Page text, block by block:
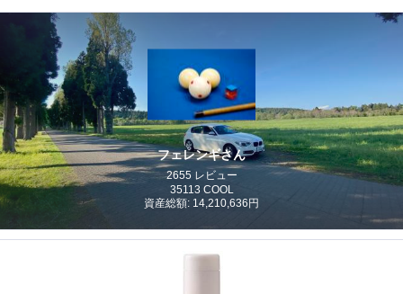
フェレンギさん
2655 レビュー
35113 COOL
資産総額: 14,210,636円